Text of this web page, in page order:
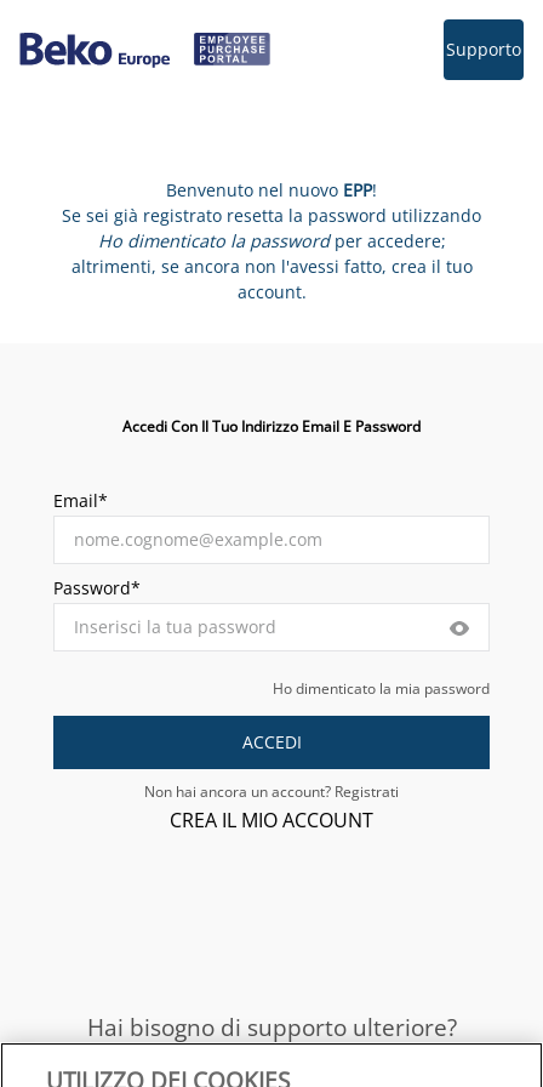
Supporto
Benvenuto nel nuovo EPP!
Se sei già registrato resetta la password utilizzando
Ho dimenticato la passwordper accedere;
altrimenti, se ancora non l'avessi fatto, crea il tuo
account.
Accedi Con Il Tuo Indirizzo Email E Password
Email*
Password*
Ho dimenticato la mia password
ACCEDI
Non hai ancora un account? Registrati
CREA IL MIO ACCOUNT
Hai bisogno di supporto ulteriore?
UTILIZZO DEI COOKIES